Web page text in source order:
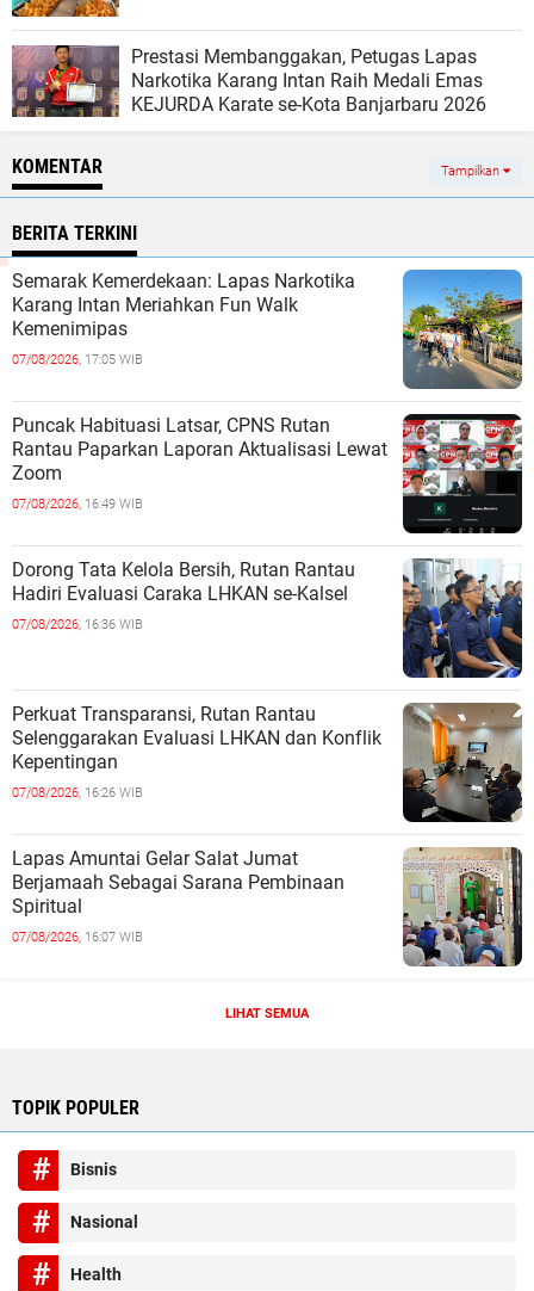
Prestasi Membanggakan, Petugas Lapas
Narkotika Karang Intan Raih Medali Emas
KEJURDA Karate se-Kota Banjarbaru 2026
KOMENTAR Tampilkan
BERITA TERKINI
Semarak Kemerdekaan: Lapas Narkotika
Karang Intan Meriahkan Fun Walk
Kemenimipas
07/08/2026, 17:05 WIB
Puncak Habituasi Latsar, CPNS Rutan
Rantau Paparkan Laporan Aktualisasi Lewat
Zoom
07/08/2026, 16:49 WIB
Dorong Tata Kelola Bersih, Rutan Rantau
Hadiri Evaluasi Caraka LHKAN se-Kalsel
07/08/2026, 16:36 WIB
Perkuat Transparansi, Rutan Rantau
Selenggarakan Evaluasi LHKAN dan Konflik
Kepentingan
07/08/2026, 16:26 WIB
Lapas Amuntai Gelar Salat Jumat
Berjamaah Sebagai Sarana Pembinaan
Spiritual
07/08/2026, 16:07 WIB
LIHAT SEMUA
TOPIK POPULER
Bisnis
Nasional
Health